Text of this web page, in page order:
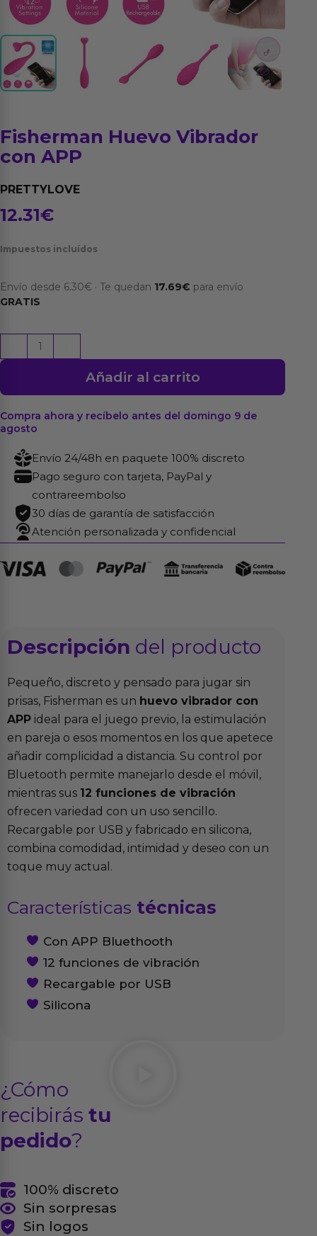
Fisherman Huevo Vibrador
con APP
PRETTYLOVE
12.31€
Impuestos incluídos
Envío desde 6.30€ · Te quedan 17.69€ para envío
GRATIS
Fisherman
Huevo
con
APP
cantidad
Añadir al carrito
Compra ahora y recíbelo antes del domingo 9 de
agosto
Envío 24/48h en paquete 100% discreto
Pago seguro con tarjeta, PayPal y
contrareembolso
30 días de garantía de satisfacción
Atención personalizada y confidencial
Descripción del producto
Pequeño, discreto y pensado para jugar sin
prisas, Fisherman es un huevo vibrador con
APP ideal para el juego previo, la estimulación
en pareja o esos momentos en los que apetece
añadir complicidad a distancia. Su control por
Bluetooth permite manejarlo desde el móvil,
mientras sus 12 funciones de vibración
ofrecen variedad con un uso sencillo.
Recargable por USB y fabricado en silicona,
combina comodidad, intimidad y deseo con un
toque muy actual.
Características técnicas
Con APP Bluethooth
12 funciones de vibración
Recargable por USB
Silicona
¿Cómo
recibirás tu
pedido?
100% discreto
Sin sorpresas
Sin logos